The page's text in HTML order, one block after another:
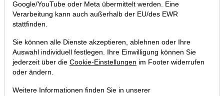
25.01.2024 um 11:40 Uhr |A. Zehetner
Google/YouTube oder Meta übermittelt werden. Eine
Verarbeitung kann auch außerhalb der EU/des EWR
stattfinden.
Sie können alle Dienste akzeptieren, ablehnen oder Ihre
Auswahl individuell festlegen. Ihre Einwilligung können Sie
jederzeit über die Cookie-Einstellungen im Footer widerrufen
oder ändern.
Weitere Informationen finden Sie in unserer